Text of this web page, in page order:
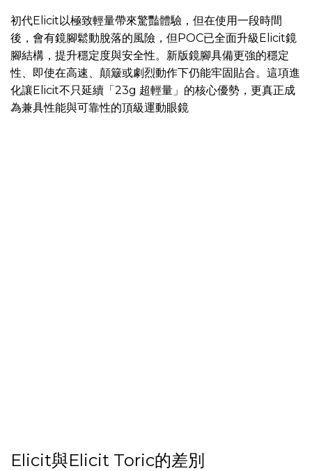
初代Elicit以極致輕量帶來驚豔體驗，但在使用一段時間
後，會有鏡腳鬆動脫落的風險，但POC已全面升級Elicit鏡
腳結構，提升穩定度與安全性。新版鏡腳具備更強的穩定
性、即使在高速、顛簸或劇烈動作下仍能牢固貼合。這項進
化讓Elicit不只延續「23g 超輕量」的核心優勢，更真正成
為兼具性能與可靠性的頂級運動眼鏡
Elicit與Elicit Toric的差別